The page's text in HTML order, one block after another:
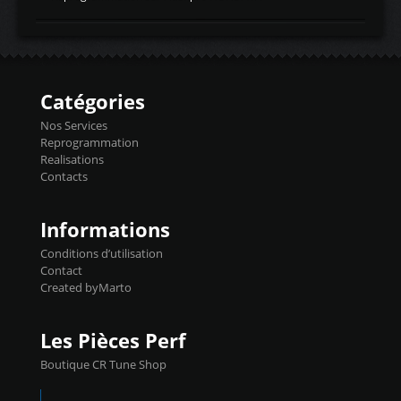
d'admissiontemp ex. pour atmo -30- 80°C
temperaturetemperature ldr moteurtemp
Injecteurs + Flashpro 1370€ TTC Le
précise et performante. Vous pourrez
basculer de la carto sans plomb à Ethanol à
l'aide du flashpro OPTION ECONOMIQUES
Reprog SP 98 sur le calculateur d'origine
450€ TTC Un gain d'environ 10cv et 15nm
Catégories
Nos Services
Reprogrammation
Realisations
Contacts
Informations
Conditions d’utilisation
Contact
Created byMarto
Les Pièces Perf
Boutique CR Tune Shop